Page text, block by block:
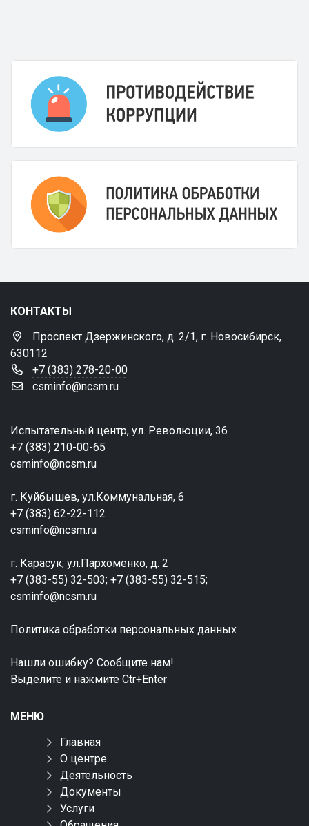
КОНТАКТЫ
Проспект Дзержинского, д. 2/1, г. Новосибирск,
630112
+7 (383) 278-20-00
csminfo@ncsm.ru
Испытательный центр, ул. Революции, 36
+7 (383) 210-00-65
csminfo@ncsm.ru
г. Куйбышев, ул.Коммунальная, 6
+7 (383) 62-22-112
csminfo@ncsm.ru
г. Карасук, ул.Пархоменко, д. 2
+7 (383-55) 32-503; +7 (383-55) 32-515;
csminfo@ncsm.ru
Политика обработки персональных данных
Нашли ошибку? Сообщите нам!
Выделите и нажмите Ctr+Enter
МЕНЮ
Главная
О центре
Деятельность
Документы
Услуги